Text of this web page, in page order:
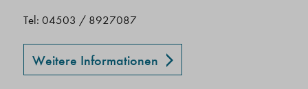
Tel: 04503 / 8927087
Weitere Informationen